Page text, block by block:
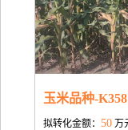
玉米品种-K358
拟转化金额：50 万